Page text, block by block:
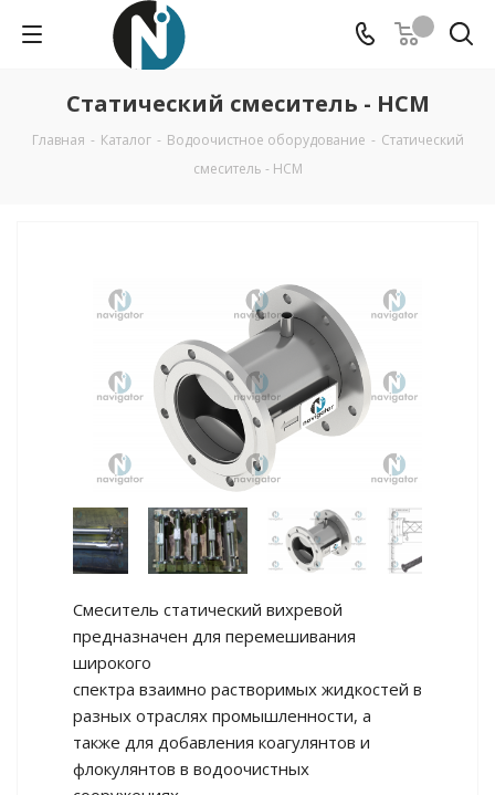
Статический смеситель - НСМ
Главная - Каталог - Водоочистное оборудование - Статический
смеситель - НСМ
Смеситель статический вихревой
предназначен для перемешивания
широкого
спектра взаимно растворимых жидкостей в
разных отраслях промышленности, а
также для добавления коагулянтов и
флокулянтов в водоочистных